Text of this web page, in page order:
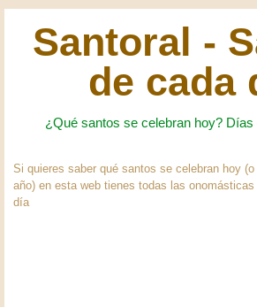
Santoral -
de cada
¿Qué santos se celebran hoy?
Si quieres saber qué santos se celebran hoy
año) en esta web tienes todas las
día